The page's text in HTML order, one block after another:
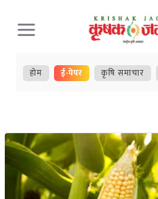
Skip
to
content
होम ई-पेपर कृषि समाचार